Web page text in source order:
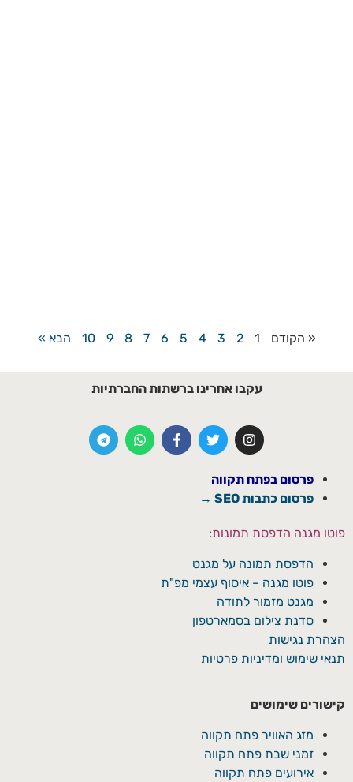
« הקודם 1
2
3
4
5
6
7
8
9
10 הבא »
עקבו אחרינו ברשתות החברתיות
פרסום בפתח תקווה
פרסום כתבות SEO →
פוטו מגנה הדפסת תמונות:
הדפסת תמונה על מגנט
פוטו מגנה – איסוף עצמי מפ"ת
מגנט מזמור לתודה
סדנת צילום בסמארטפון
הצהרת נגישות
תנאי שימוש ומדיניות פרטיות
קישורים שימושים
מזג האוויר פתח תקווה
זמני שבת פתח תקווה
אירועים פתח תקווה